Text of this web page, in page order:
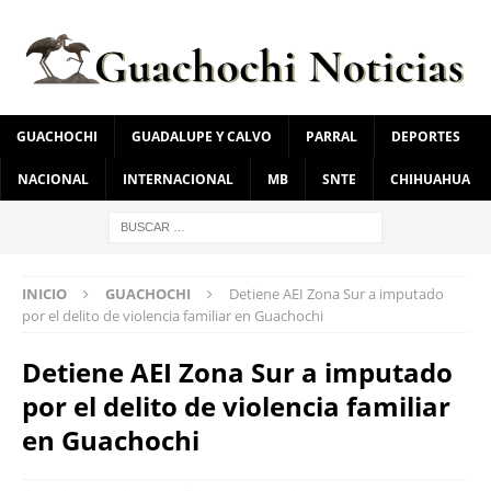
GUACHOCHI GUADALUPE Y CALVO PARRAL DEPORTES
NACIONAL INTERNACIONAL MB SNTE CHIHUAHUA
INICIO GUACHOCHI
Detiene AEI Zona Sur a imputado
por el delito de violencia familiar en Guachochi
Detiene AEI Zona Sur a imputado
por el delito de violencia familiar
en Guachochi